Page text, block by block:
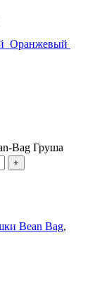
Оранжевый
Bag Груша
Bean Bag,